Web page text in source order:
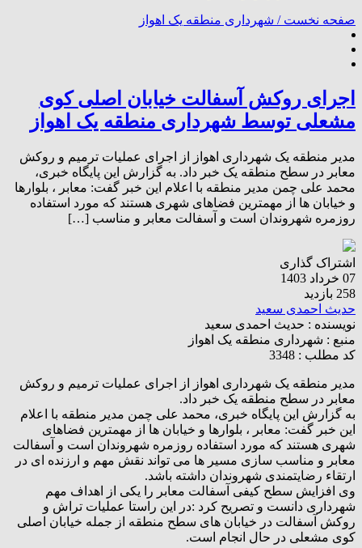
صفحه نخست / شهرداری منطقه یک اهواز
اجرای روکش آسفالت خیابان اصلی کوی
مشعلی توسط شهرداری منطقه یک اهواز
مدیر منطقه یک شهرداری اهواز از اجرای عملیات ترمیم و روکش
معابر در سطح منطقه یک خبر داد. به گزارش این پایگاه خبری،
محمد علی چمن مدیر منطقه با اعلام این خبر گفت: معابر ، بلوارها
و خیابان ها از مهمترین فضاهای شهری هستند که مورد استفاده
روزمره شهروندان است و آسفالت معابر و مناسب […]
اشتراک گذاری
07 خرداد 1403
258 بازدید
حدیث احمدی سعید
نویسنده : حدیث احمدی سعید
منبع : شهرداری منطقه یک اهواز
کد مطلب : 3348
مدیر منطقه یک شهرداری اهواز از اجرای عملیات ترمیم و روکش
معابر در سطح منطقه یک خبر داد.
به گزارش این پایگاه خبری، محمد علی چمن مدیر منطقه با اعلام
این خبر گفت: معابر ، بلوارها و خیابان ها از مهمترین فضاهای
شهری هستند که مورد استفاده روزمره شهروندان است و آسفالت
معابر و مناسب سازی مسیر ها می تواند نقش مهم و ارزنده ای در
ارتقاء رضایتمندی شهروندان داشته باشد.
وی افزایش سطح کیفی آسفالت معابر را یکی از اهداف مهم
شهرداری دانست و تصریح کرد :در این راستا عملیات تراش و
روکش آسفالت در خیابان های سطح منطقه از جمله خیابان اصلی
کوی مشعلی در حال انجام است.